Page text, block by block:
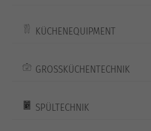
KÜCHENEQUIPMENT
GROSSKÜCHENTECHNIK
SPÜLTECHNIK